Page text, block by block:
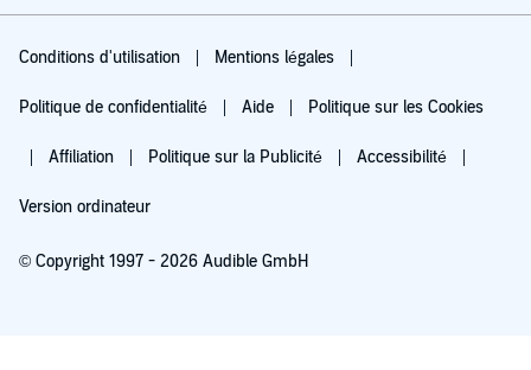
Conditions d'utilisation Mentions légales
Politique de confidentialité Aide Politique sur les Cookies
Affiliation Politique sur la Publicité Accessibilité
Version ordinateur
© Copyright 1997 - 2026 Audible GmbH